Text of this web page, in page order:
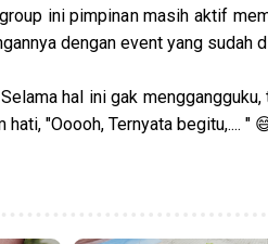
ini pimpinan masih aktif
dengan event yang sudah
hal ini gak
hati, "Ooooh, Ternyata begitu,.... "